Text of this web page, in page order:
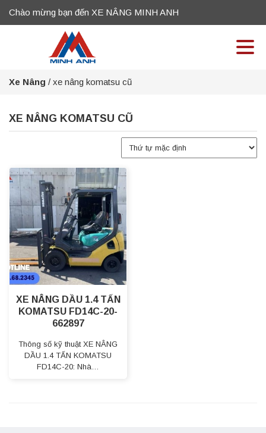
Chào mừng bạn đến XE NÂNG MINH ANH
Xe Nâng / xe nâng komatsu cũ
XE NÂNG KOMATSU CŨ
XE NÂNG DẦU 1.4 TẤN
KOMATSU FD14C-20-
662897
Thông số kỹ thuật XE NÂNG
DẦU 1.4 TẤN KOMATSU
FD14C-20: Nhà…